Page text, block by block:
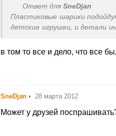
Ответ для SneDjan
Пластиковые шарики
детские игрушки, и детали
обязательно что то
в том то все и дело, что все
SneDjan • 28 марта 2012
Может у друзей